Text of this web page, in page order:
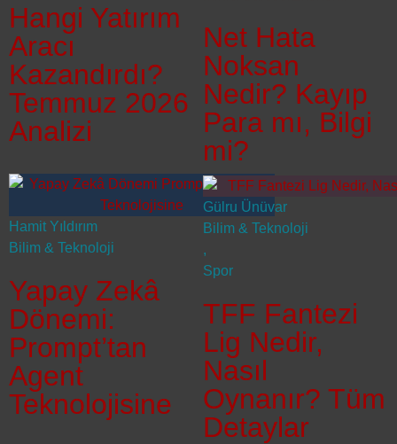
Hangi Yatırım
Aracı
Kazandırdı?
Temmuz 2026
Analizi
Net Hata
Noksan
Nedir? Kayıp
Para mı, Bilgi
mi?
Hamit Yıldırım
Bilim & Teknoloji
Yapay Zekâ
Dönemi:
Prompt’tan
Agent
Teknolojisine
Gülru Ünüvar
Bilim & Teknoloji
,
Spor
TFF Fantezi
Lig Nedir,
Nasıl
Oynanır? Tüm
Detaylar